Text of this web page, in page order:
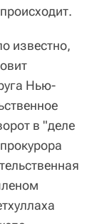
известно,
Нью-
в "деле